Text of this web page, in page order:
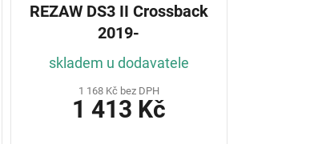
REZAW DS3 II Crossback
2019-
skladem u dodavatele
1 168 Kč bez DPH
1 413 Kč